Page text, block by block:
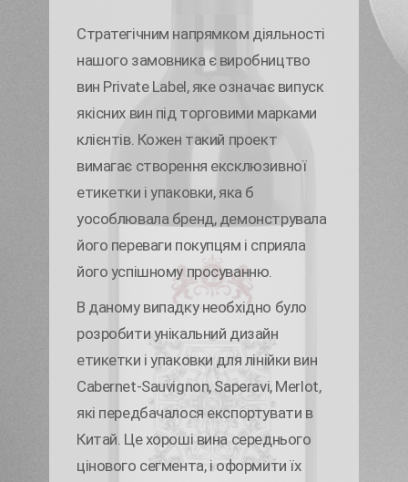
Стратегічним напрямком діяльності
нашого замовника є виробництво
вин Private Label, яке означає випуск
якісних вин під торговими марками
клієнтів. Кожен такий проект
вимагає створення ексклюзивної
етикетки і упаковки, яка б
уособлювала бренд, демонструвала
його переваги покупцям і сприяла
його успішному просуванню.
В даному випадку необхідно було
розробити унікальний дизайн
етикетки і упаковки для лінійки вин
Cabernet-Sauvignon, Saperavi, Merlot,
які передбачалося експортувати в
Китай. Це хороші вина середнього
цінового сегмента, і оформити їх